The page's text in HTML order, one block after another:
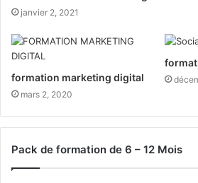
janvier 2, 2021
formation marketing digital
mars 2, 2020
Pack de formation de 6 – 12 Mois